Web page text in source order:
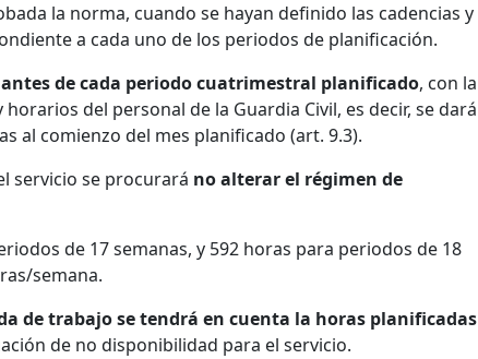
la norma, cuando se hayan definido las cadencias y
a cada uno de los periodos de planificación.
de cada periodo cuatrimestral planificado, con la
del personal de la Guardia Civil, es decir, se dará
al comienzo del mes planificado (art. 9.3).
servicio se procurará no alterar el régimen de
de 17 semanas, y 592 horas para periodos de 18
semana.
de trabajo se tendrá en cuenta la horas planificadas
de no disponibilidad para el servicio.